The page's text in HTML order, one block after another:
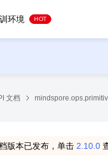
环境 HOT
文档
版本已发布，单击 2.10.0